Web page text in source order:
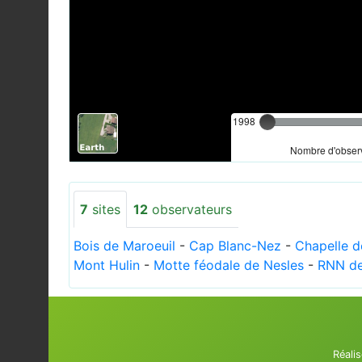
1998
Nombre
7 sites 12 observateurs
Bois de Maroeuil - Cap Blanc-Nez - Chapelle
Mont Hulin - Motte féodale de Nesles - RNN